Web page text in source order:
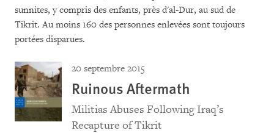
sunnites, y compris des enfants, près d'al-Dur, au sud de
Tikrit. Au moins 160 des personnes enlevées sont toujours
portées disparues.
20 septembre 2015
Ruinous Aftermath
Militias Abuses Following Iraq’s
Recapture of Tikrit